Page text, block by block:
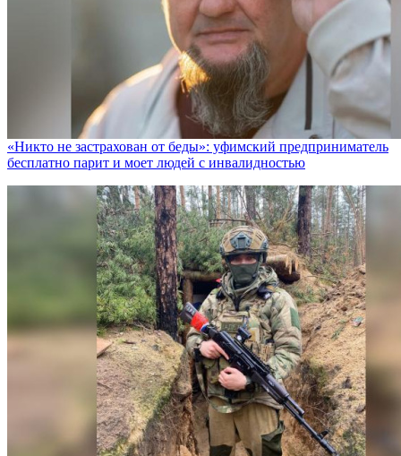
«Никто не заcтрахован от беды»: уфимский предприниматель
бесплатно парит и моет людей с инвалидностью